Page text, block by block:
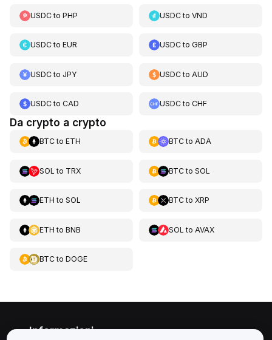
USDCto PHP USDCtoVND
USDCto EUR USDCtoGBP
USDCto JPY USDCto AUD
USDCto CAD USDCtoCHF
Da crypto a crypto
BTCto ETH BTCto ADA
SOL to TRX BTCto SOL
ETH to SOL BTCto XRP
ETH to BNB SOL to AVAX
BTCto DOGE
Informazioni